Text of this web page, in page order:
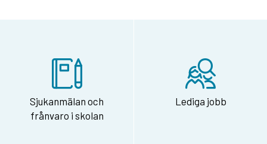
Sjukanmälan och
frånvaro i skolan
Lediga jobb